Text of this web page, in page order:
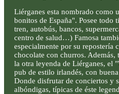
Liérganes esta nombrado como
bonitos de España". Posee todo
tren, autobús, bancos,
centro de salud…) Famosa
especialmente por su repostería
chocolate con churros. Además,
la otra leyenda de Liérganes, el
pub de estilo irlandés, con
Donde disfrutar de conciertos y
albóndigas, típicas de éste